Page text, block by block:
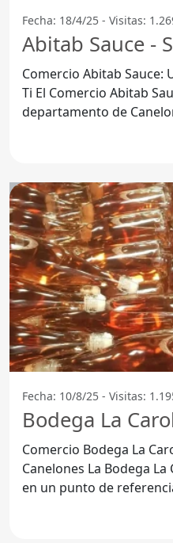
Fecha: 18/4/25 - Visitas:
Abitab Sauce -
Comercio Abitab Sauce:
Ti El Comercio Abitab Sauce, ubicado en el
departamento de
Fecha: 10/8/25 - Visitas:
Bodega La
Comercio Bodega La
Canelones La Bodega La Carolina se ha convertido
en un punto de